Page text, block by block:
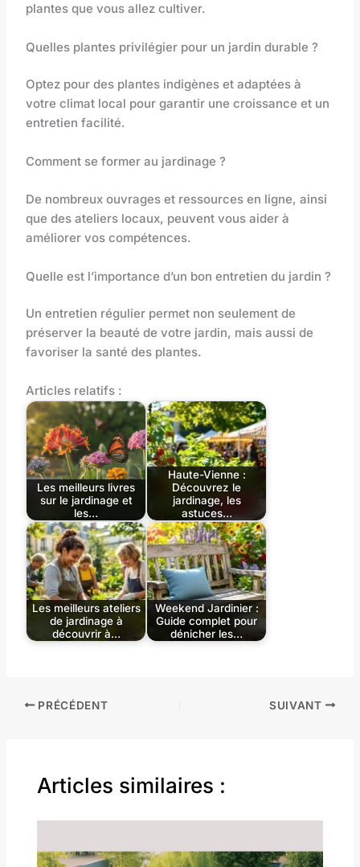
plantes que vous allez cultiver.
Quelles plantes privilégier pour un jardin durable ?
Optez pour des plantes indigènes et adaptées à
votre climat local pour garantir une croissance et un
entretien facilité.
Comment se former au jardinage ?
De nombreux ouvrages et ressources en ligne, ainsi
que des ateliers locaux, peuvent vous aider à
améliorer vos compétences.
Quelle est l’importance d’un bon entretien du jardin ?
Un entretien régulier permet non seulement de
préserver la beauté de votre jardin, mais aussi de
favoriser la santé des plantes.
Articles relatifs :
Les meilleurs livres
sur le jardinage et
les…
Haute-Vienne :
Découvrez le
jardinage, les
astuces…
Les meilleurs ateliers
de jardinage à
découvrir à…
Weekend Jardinier :
Guide complet pour
dénicher les…
PRÉCÉDENT SUIVANT
Articles similaires :